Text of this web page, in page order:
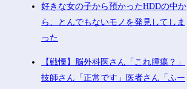
好きな女の子から預かったHDDの中か
ら、とんでもないモノを発見してしま
った
【戦慄】脳外科医さん「これ腫瘍？」
技師さん「正常です」医者さん「ふー